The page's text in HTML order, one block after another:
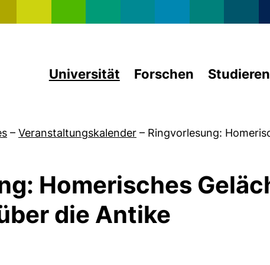
Universität Forschen Studieren
– Veranstaltungskalender – Ringvorlesung:
Homerisches
die Antike